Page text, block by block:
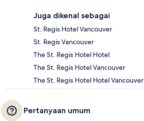
Juga dikenal sebagai
St. Regis Hotel Vancouver
St. Regis Vancouver
The St. Regis Hotel Hotel
The St. Regis Hotel Vancouver
The St. Regis Hotel Hotel Vancouver
Pertanyaan umum